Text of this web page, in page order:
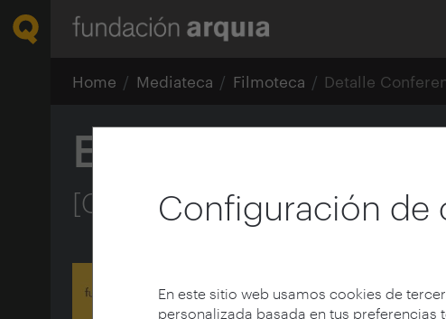
Configuración de
En este sitio web usamos cookies de
personalizada basada en tus
Home Mediateca Filmoteca Detalle
Espacios
[Conferencia Carme Pinós,